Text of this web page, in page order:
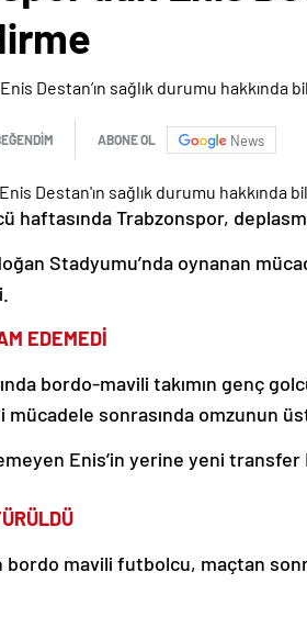
ABONE OL News
haftasında Trabzonspor,
Stadyumu’nda oynanan
EDEMEDİ
bordo-mavili takımın genç
mücadele sonrasında omzunun
Enis’in yerine yeni
bordo mavili futbolcu, maçtan